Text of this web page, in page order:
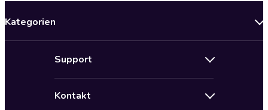
Kategorien
Support
Kontakt